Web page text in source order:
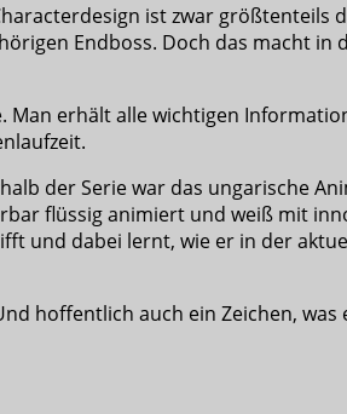
ist zwar größtenteils
Endboss. Doch das macht
Man erhält alle wichtigen
der Serie war das ungarische
flüssig animiert und weiß mit
und dabei lernt, wie er in der
hoffentlich auch ein Zeichen,